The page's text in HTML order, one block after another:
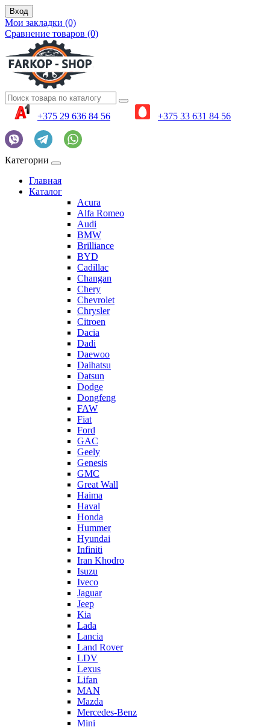
Вход
Мои закладки (0)
Сравнение товаров (0)
+375 29 636 84 56 +375 33 631 84 56
Категории
Главная
Каталог
Acura
Alfa Romeo
Audi
BMW
Brilliance
BYD
Cadillac
Changan
Chery
Chevrolet
Chrysler
Citroen
Dacia
Dadi
Daewoo
Daihatsu
Datsun
Dodge
Dongfeng
FAW
Fiat
Ford
GAC
Geely
Genesis
GMC
Great Wall
Haima
Haval
Honda
Hummer
Hyundai
Infiniti
Iran Khodro
Isuzu
Iveco
Jaguar
Jeep
Kia
Lada
Lancia
Land Rover
LDV
Lexus
Lifan
MAN
Mazda
Mercedes-Benz
Mini